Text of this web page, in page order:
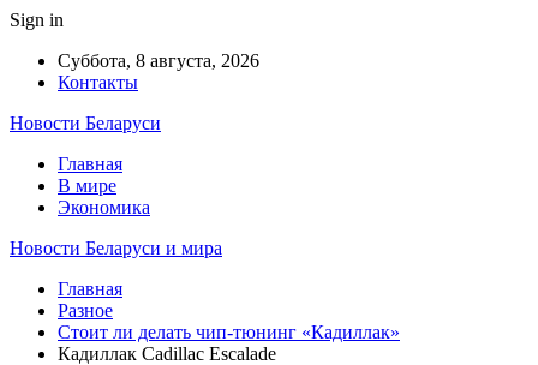
Sign in
Суббота, 8 августа, 2026
Контакты
Новости Беларуси
Главная
В мире
Экономика
Новости Беларуси и мира
Главная
Разное
Стоит ли делать чип-тюнинг «Кадиллак»
Кадиллак Cadillac Escalade